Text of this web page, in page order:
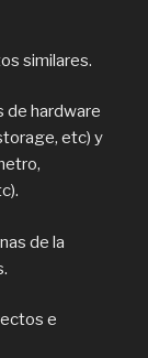
similares.
de hardware
etc) y
de la
e